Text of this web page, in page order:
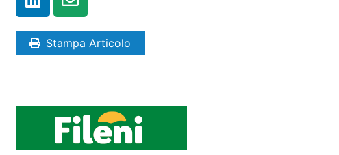
Stampa Articolo